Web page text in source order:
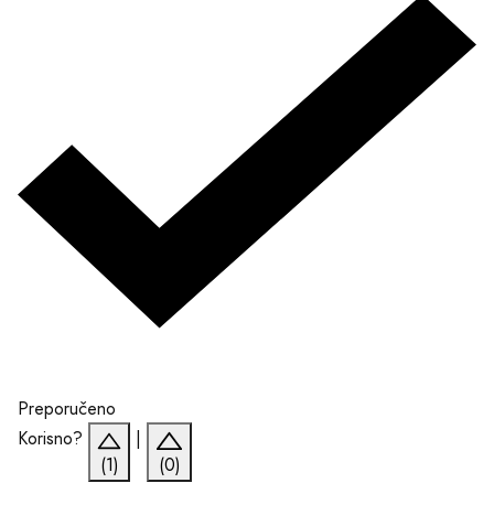
Preporučeno
Korisno?
(1)
(0)